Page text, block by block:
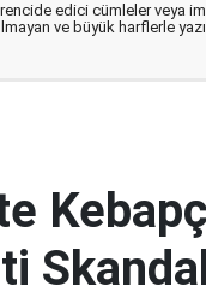
edici cümleler veya
ve büyük harflerle